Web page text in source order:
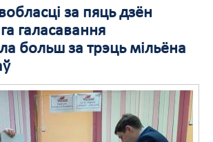
за пяць дзён
галасавання
больш за трэць мільёна